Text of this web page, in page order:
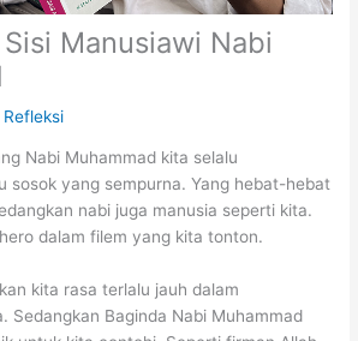
Manusiawi Nabi
Refleksi
Nabi Muhammad kita selalu
sosok yang sempurna. Yang hebat-hebat
nabi juga manusia seperti kita.
dalam filem yang kita tonton.
kita rasa terlalu jauh dalam
Sedangkan Baginda Nabi Muhammad